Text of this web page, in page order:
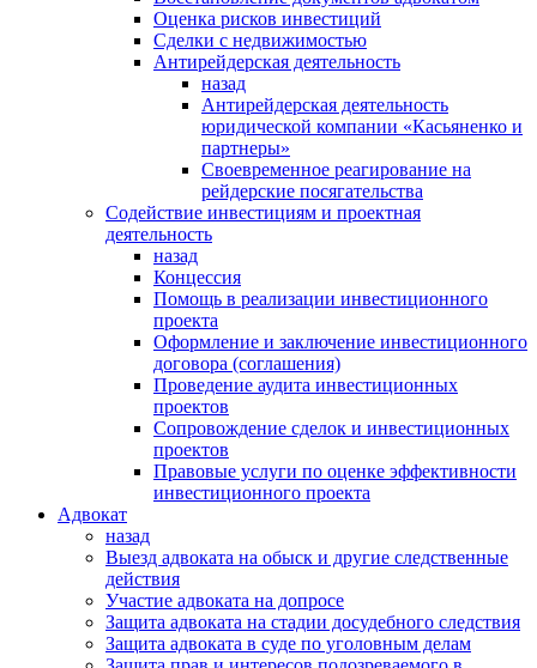
Оценка рисков инвестиций
Сделки с недвижимостью
Антирейдерская деятельность
назад
Антирейдерская деятельность
юридической компании «Касьяненко и
партнеры»
Своевременное реагирование на
рейдерские посягательства
Содействие инвестициям и проектная
деятельность
назад
Концессия
Помощь в реализации инвестиционного
проекта
Оформление и заключение инвестиционного
договора (соглашения)
Проведение аудита инвестиционных
проектов
Сопровождение сделок и инвестиционных
проектов
Правовые услуги по оценке эффективности
инвестиционного проекта
Адвокат
назад
Выезд адвоката на обыск и другие следственные
действия
Участие адвоката на допросе
Защита адвоката на стадии досудебного следствия
Защита адвоката в суде по уголовным делам